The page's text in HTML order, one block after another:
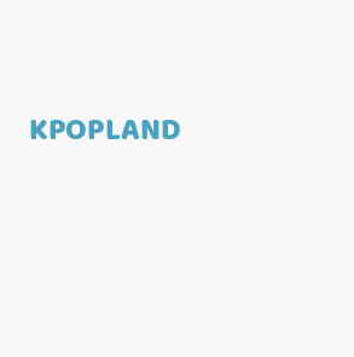
KPOPLAND